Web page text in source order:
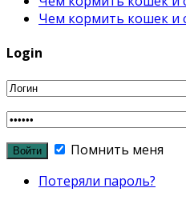
Чем кормить кошек и
Login
Помнить меня
Потеряли пароль?